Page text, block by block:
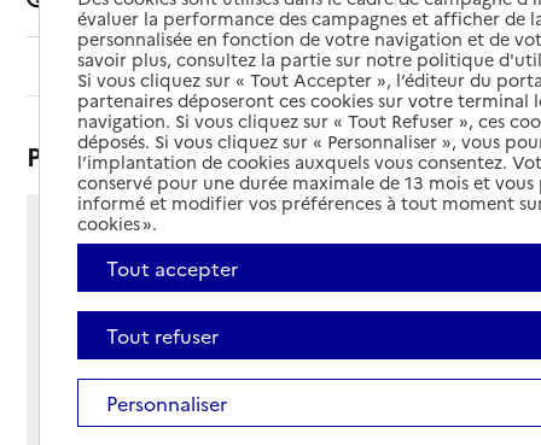
Sommaire
Présentation
12 rue Jean Bon Saint-André
29200 - Brest
Voir itinéraire
02 98 03 96 00
Contact
Contact
Site Internet
Site internet
Gestionnaire :
évaluer la performance des campagnes et afficher de
personnalisée en fonction de votre navigation et de
savoir plus, consultez la partie sur notre politique
Si vous cliquez sur « Tout Accepter », l’éditeur du
partenaires déposeront ces cookies sur votre terminal
navigation. Si vous cliquez sur « Tout Refuser », ces
déposés. Si vous cliquez sur « Personnaliser », vous
l’implantation de cookies auxquels vous consentez.
conservé pour une durée maximale de 13 mois et
informé et modifier vos préférences à tout moment
cookies ».
Tout accepter
Tout refuser
Personnaliser